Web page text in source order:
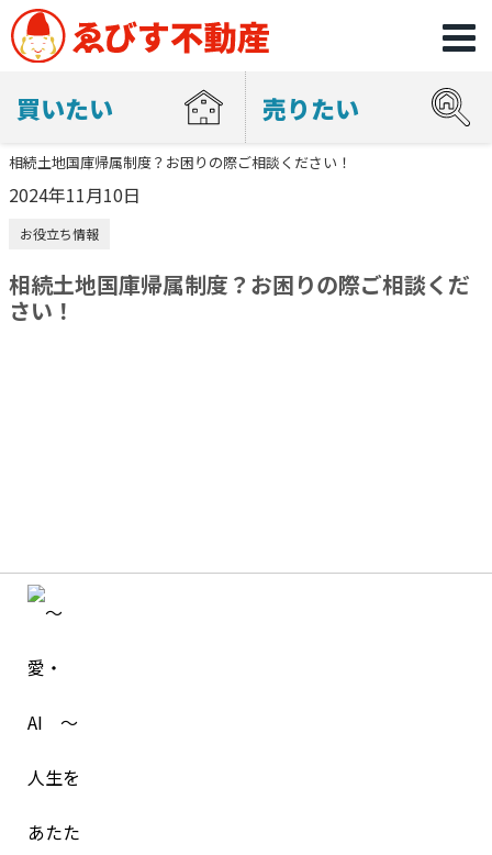
買いたい 売りたい
相続土地国庫帰属制度？お困りの際ご相談ください！
2024年11月10日
お役立ち情報
相続土地国庫帰属制度？お困りの際ご相談くだ
さい！